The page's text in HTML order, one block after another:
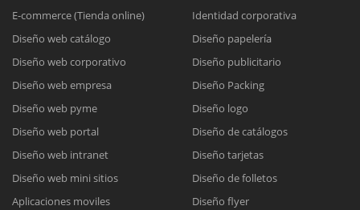
E-commerce (Tienda online)
Diseño web catálogo
Diseño web corporativo
Diseño web empresa
Diseño web pyme
Diseño web portal
Diseño web intranet
Diseño web mini sitios
Aplicaciones moviles
Identidad corporativa
Diseño papelería
Diseño publicitario
Diseño Packing
Diseño logo
Diseño de catálogos
Diseño tarjetas
Diseño de folletos
Diseño flyer